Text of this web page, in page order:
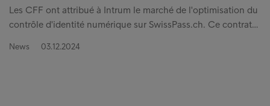
Les CFF ont attribué à Intrum le marché de l'optimisation du
contrôle d'identité numérique sur SwissPass.ch. Ce contrat…
News 03.12.2024